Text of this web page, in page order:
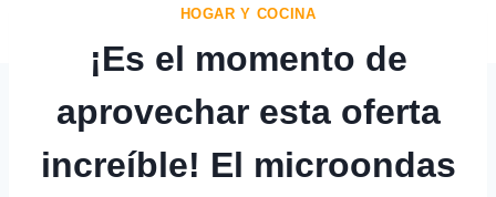
HOGAR Y COCINA
¡Es el momento de
aprovechar esta oferta
increíble! El microondas